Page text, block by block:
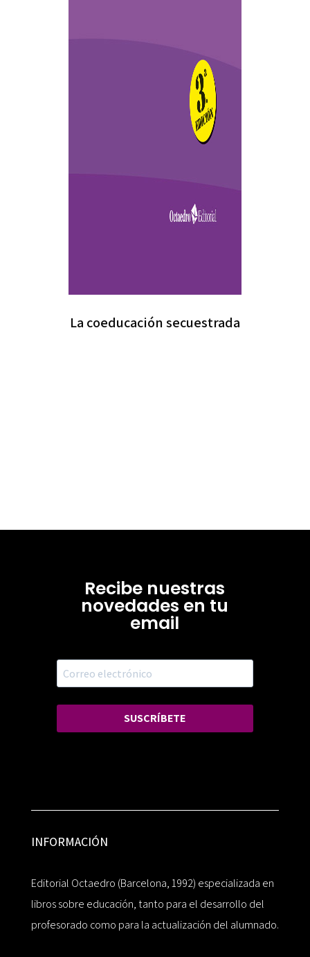
La coeducación secuestrada
Recibe nuestras
novedades en tu
email
SUSCRÍBETE
INFORMACIÓN
Editorial Octaedro (Barcelona, 1992) especializada en
libros sobre educación, tanto para el desarrollo del
profesorado como para la actualización del alumnado.